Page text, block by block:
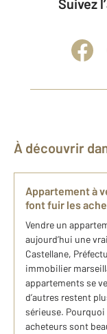
Suivez l’actualité immobilière et
À découvrir
Appartement à
font fuir les
Vendre un
aujourd’hui une
Castellane,
immobilier
appartements se
d’autres restent
sérieuse. Pourquoi
acheteurs sont